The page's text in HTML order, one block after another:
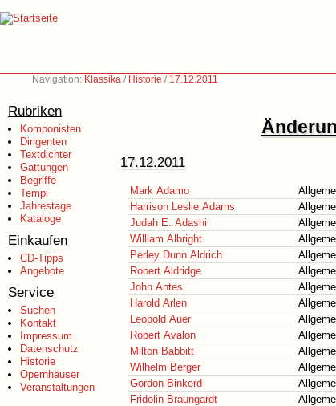
Navigation: Klassika / Historie / 17.12.2011
Rubriken
Komponisten
Dirigenten
Textdichter
Gattungen
Begriffe
Tempi
Jahrestage
Kataloge
Einkaufen
CD-Tipps
Angebote
Service
Suchen
Kontakt
Impressum
Datenschutz
Historie
Opernhäuser
Veranstaltungen
17.12.2011
Mark Adamo
Harrison Leslie Adams
Judah E. Adashi
William Albright
Perley Dunn Aldrich
Robert Aldridge
John Antes
Harold Arlen
Leopold Auer
Robert Avalon
Milton Babbitt
Wilhelm Berger
Gordon Binkerd
Fridolin Braungardt